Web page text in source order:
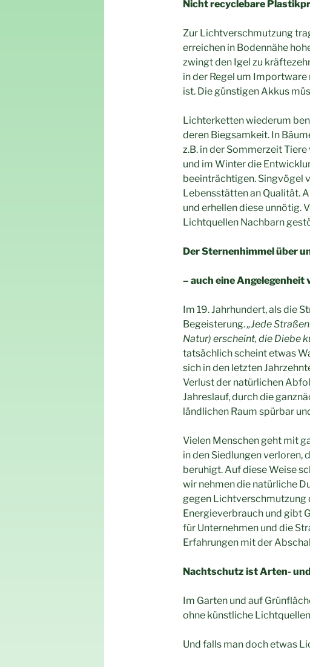
Nicht recyclebare
Zur Lichtverschmutzung
erreichen in Bodennähe
zwingt den Igel zu
in der Regel um
ist. Die günstigen Akkus
Lichterketten wiederum
deren Biegsamkeit. In
z.B. in der Sommerzeit
und im Winter die
beeinträchtigen. Singvögel
Lebensstätten an Qualität.
und erhellen diese unnötig.
Lichtquellen Nachbarn
Der Sternenhimmel über
– auch eine
Im 19. Jahrhundert, als die
Begeisterung.„Jede
Natur) erscheint, die Diebe
tatsächlich scheint etwas
sich in den letzten
Verlust der natürlichen
Jahreslauf, durch die
ländlichen Raum spürbar
Vielen Menschen geht mit
in den Siedlungen verloren,
beruhigt. Auf diese Weise
wir nehmen die natürliche
gegen Lichtverschmutzung
Energieverbrauch und gibt
für Unternehmen und die
Erfahrungen mit der
Nachtschutz ist Arten-
Im Garten und auf
ohne künstliche
Und falls man doch etwas